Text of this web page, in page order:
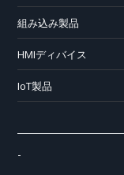
組み込み製品
HMIディバイス
IoT製品
-